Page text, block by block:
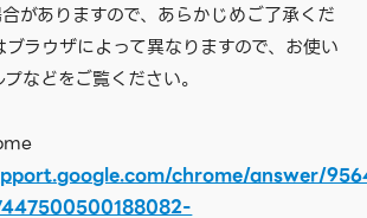
がありますので、あらかじめご了承くだ
ラウザによって異なりますので、お使い
などをご覧ください。
chrome/answer/